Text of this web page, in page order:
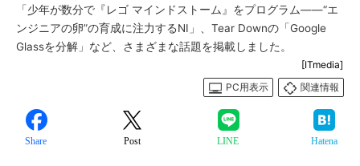
「少年が数分で『レゴ マインドストーム』をプログラム――“エ
ンジニアの卵”の育成に注力するNI」、Tear Downの「Google
Glassを分解」など、さまざまな話題を掲載しました。
[ITmedia]
PC用表示
関連情報
Share Post LINE Hatena